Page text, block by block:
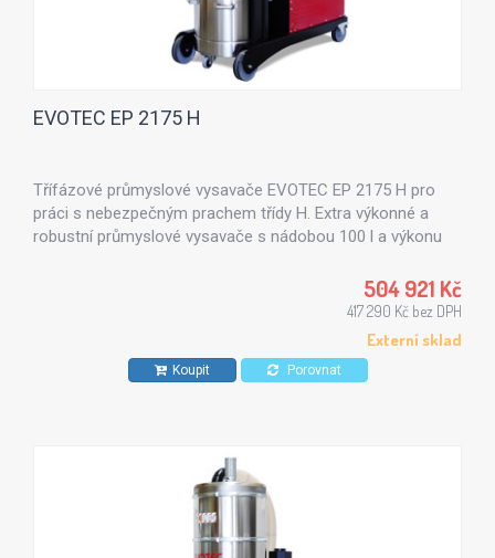
EVOTEC EP 2175 H
Třífázové průmyslové vysavače EVOTEC EP 2175 H pro
práci s nebezpečným prachem třídy H. Extra výkonné a
robustní průmyslové vysavače s nádobou 100 l a výkonu
504 921 Kč
417 290 Kč bez DPH
Externí sklad
Koupit Porovnat